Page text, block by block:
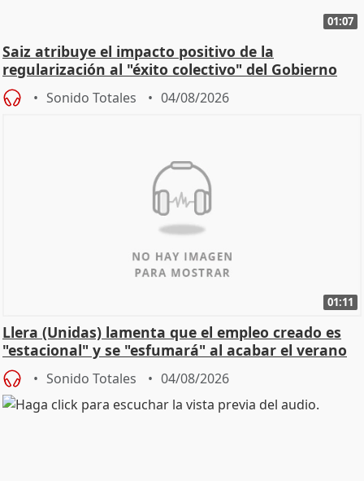
01:07
Saiz atribuye el impacto positivo de la
regularización al "éxito colectivo" del Gobierno
Sonido Totales 04/08/2026
01:11
Llera (Unidas) lamenta que el empleo creado es
"estacional" y se "esfumará" al acabar el verano
Sonido Totales 04/08/2026